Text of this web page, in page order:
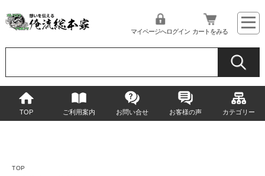
マイページへログイン カートをみる
TOP ご利用案内 お問い合せ お客様の声 カテゴリー
TOP